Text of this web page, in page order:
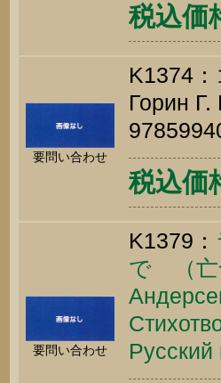
税込価
要問い合わせ
K1374
Горин
税込価
要問い合わせ
K1379：
で （亡